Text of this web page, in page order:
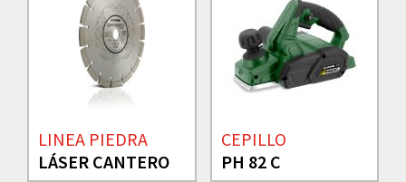
LINEA PIEDRA
LÁSER CANTERO
CEPILLO
PH 82 C